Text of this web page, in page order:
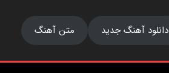
دانلود آهنگ جدید متن آهنگ